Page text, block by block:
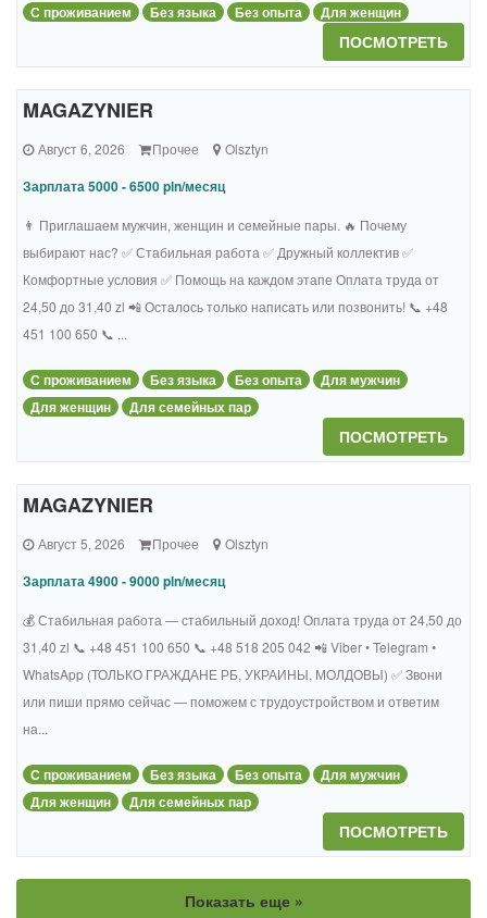
С проживанием Без языка Без опыта Для женщин
ПОСМОТРЕТЬ
MAGAZYNIER
Август 6, 2026 Прочее Olsztyn
Зарплата 5000 - 6500 pln/месяц
👨 Приглашаем мужчин, женщин и семейные пары. 🔥 Почему
выбирают нас? ✅ Стабильная работа ✅ Дружный коллектив ✅
Комфортные условия ✅ Помощь на каждом этапе Оплата труда от
24,50 до 31,40 zl 📲 Осталось только написать или позвонить! 📞 +48
451 100 650 📞 ...
С проживанием Без языка Без опыта
Для мужчин
Для женщин
Для семейных пар
ПОСМОТРЕТЬ
MAGAZYNIER
Август 5, 2026 Прочее Olsztyn
Зарплата 4900 - 9000 pln/месяц
💰 Стабильная работа — стабильный доход! Оплата труда от 24,50 до
31,40 zl 📞 +48 451 100 650 📞 +48 518 205 042 📲 Viber • Telegram •
WhatsApp (ТОЛЬКО ГРАЖДАНЕ РБ, УКРАИНЫ, МОЛДОВЫ) ✅ Звони
или пиши прямо сейчас — поможем с трудоустройством и ответим
на...
С проживанием Без языка Без опыта
Для мужчин
Для женщин
Для семейных пар
ПОСМОТРЕТЬ
Показать еще »